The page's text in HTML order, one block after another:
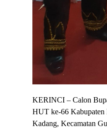
KERINCI – Calon
HUT ke-66 Kabupaten
Kadang, Kecamatan